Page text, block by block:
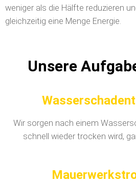
weniger als die Hälfte reduzieren
gleichzeitig eine Menge Energie.
Unsere
Wir sorgen nach einem
schnell wieder trocken wird,